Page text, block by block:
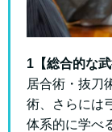
1【総合的な
居合術・抜刀
術、さらには
体系的に学べ